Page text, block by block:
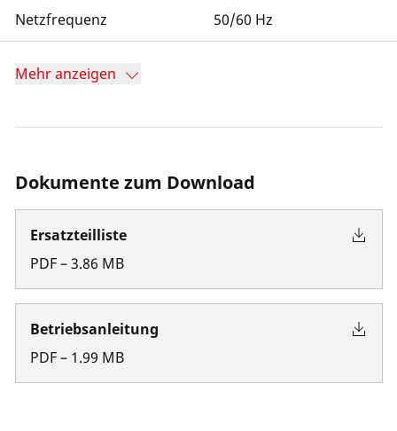
Netzfrequenz 50/60 Hz
Mehr anzeigen
Dokumente zum Download
Ersatzteilliste
PDF–3.86 MB
Betriebsanleitung
PDF– 1.99 MB